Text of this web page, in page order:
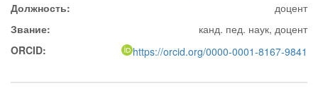
Должность:
доцент
Звание:
канд. пед. наук, доцент
ORCID:
https://orcid.org/0000-0001-8167-9841